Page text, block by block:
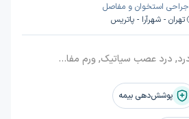
استخوان و مفاصل
تهران - شهرآرا - پاتریس
مفاصل, ارتوپد کودکان و اطفال, آرتروز دست, استخوان و مفاصل, زانو, شکستگی زانو, درد مفاصل, تاندون آشیل
پوشش‌دهی بیمه